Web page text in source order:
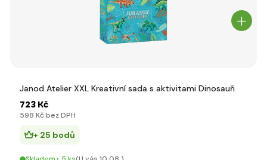
Janod Atelier XXL Kreativní sada s aktivitami Dinosauři
723 Kč
598 Kč bez DPH
+ 25 bodů